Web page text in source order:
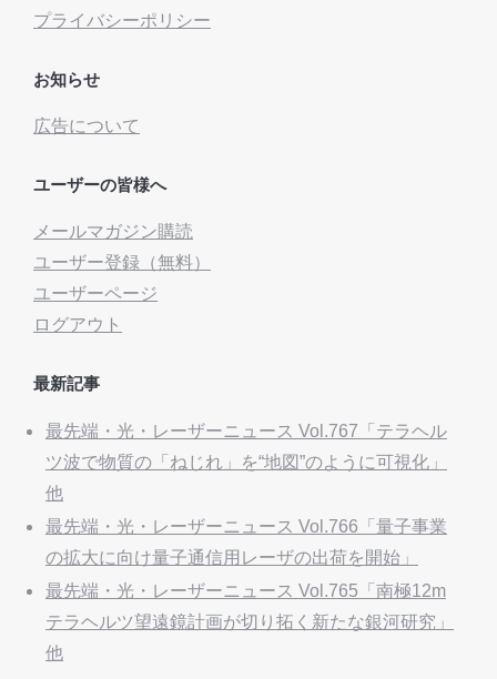
プライバシーポリシー
お知らせ
広告について
ユーザーの皆様へ
メールマガジン購読
ユーザー登録（無料）
ユーザーページ
ログアウト
最新記事
最先端・光・レーザーニュース Vol.767「テラヘル
ツ波で物質の「ねじれ」を“地図”のように可視化」
他
最先端・光・レーザーニュース Vol.766「量子事業
の拡大に向け量子通信用レーザの出荷を開始」
最先端・光・レーザーニュース Vol.765「南極12m
テラヘルツ望遠鏡計画が切り拓く新たな銀河研究」
他